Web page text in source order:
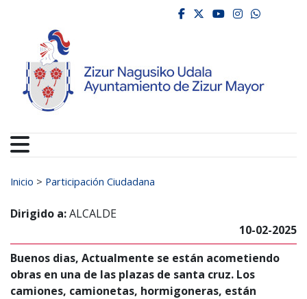
Ayuntamiento de
facebook
twitter
youtube
Buscar:
Inicio > Participación Ciudadana
Dirigido a:ALCALDE
10-02-2025
Buenos dias, Actualmente se están acometiendo
obras en una de las plazas de santa cruz. Los
camiones, camionetas, hormigoneras, están